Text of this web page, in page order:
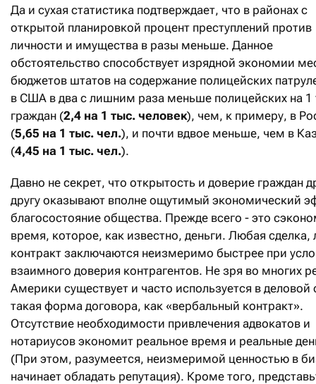
Да и сухая статистика подтверждает, что в районах с
открытой планировкой процент преступлений против
личности и имущества в разы меньше. Данное
обстоятельство способствует изрядной экономии
бюджетов штатов на содержание полицейских
в США в два с лишним раза меньше полицейских на 1
граждан (2,4 на 1 тыс. человек), чем, к примеру, в
(5,65 на 1 тыс. чел.), и почти вдвое меньше, чем в
(4,45 на 1 тыс. чел.).
Давно не секрет, что открытость и доверие граждан
другу оказывают вполне ощутимый экономический
благосостояние общества. Прежде всего - это
время, которое, как известно, деньги. Любая
контракт заключаются неизмеримо быстрее при
взаимного доверия контрагентов. Не зря во многих
Америки существует и часто используется в деловой
такая форма договора, как «вербальный контракт».
Отсутствие необходимости привлечения адвокатов и
нотариусов экономит реальное время и реальные
(При этом, разумеется, неизмеримой ценностью в
начинает обладать репутация). Кроме того,